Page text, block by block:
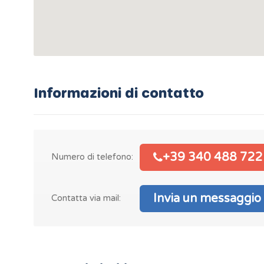
Informazioni di contatto
Numero di telefono: +39 340 488
Contatta via mail: Invia un messaggio